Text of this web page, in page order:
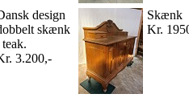
design
skænk
3.200,-
Skænk
Kr.